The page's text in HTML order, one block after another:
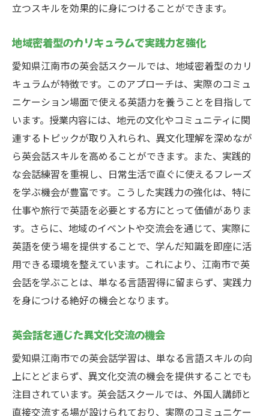
自分に合ったスクール選びのコツ
初心者向けコースの特徴と利点
体験レッスンで確認すべきポイント
コストパフォーマンスを重視した選び方
地域の評判を参考にする重要性
ビジネス英語から旅行英語まで目的別の英会話
学習のすすめ
ビジネスシーンで役立つ英会話のスキル
旅行英語で自由な旅を楽しむ方法
目的に応じた学習プランの立て方
専門用語を効率よく学ぶためのテクニック
多様なニーズに応えるプログラムの特徴
異なる目的での学び方とその効果
江南市の英会話教室で学ぶ異文化理解と実用的
実践的な会話力を養うためのカリキュラム
異文化交流を通じた価値観の広がり
表現力を高めるための具体的なメソッド
日常生活に役立つフレーズの習得
立つスキルを効果的に身につけることができます。
地域密着型のカリキュラムで実践力を強化
愛知県江南市の英会話スクールでは、地域密着型のカリ
キュラムが特徴です。このアプローチは、実際のコミュ
ニケーション場面で使える英語力を養うことを目指して
います。授業内容には、地元の文化やコミュニティに関
連するトピックが取り入れられ、異文化理解を深めなが
ら英会話スキルを高めることができます。また、実践的
な会話練習を重視し、日常生活で直ぐに使えるフレーズ
を学ぶ機会が豊富です。こうした実践力の強化は、特に
仕事や旅行で英語を必要とする方にとって価値がありま
す。さらに、地域のイベントや交流会を通じて、実際に
英語を使う場を提供することで、学んだ知識を即座に活
用できる環境を整えています。これにより、江南市で英
会話を学ぶことは、単なる言語習得に留まらず、実践力
を身につける絶好の機会となります。
英会話を通じた異文化交流の機会
愛知県江南市での英会話学習は、単なる言語スキルの向
上にとどまらず、異文化交流の機会を提供することでも
注目されています。英会話スクールでは、外国人講師と
直接交流する場が設けられており、実際のコミュニケー